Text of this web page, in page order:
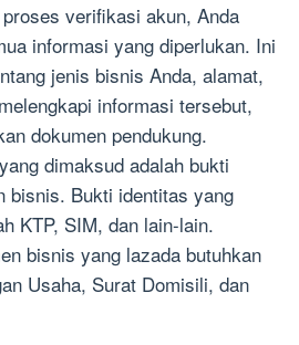
verifikasi akun, Anda
informasi yang diperlukan. Ini
jenis bisnis Anda, alamat,
informasi tersebut,
dokumen pendukung.
dimaksud adalah bukti
bisnis. Bukti identitas yang
KTP, SIM, dan lain-lain.
bisnis yang lazada butuhkan
Usaha, Surat Domisili, dan